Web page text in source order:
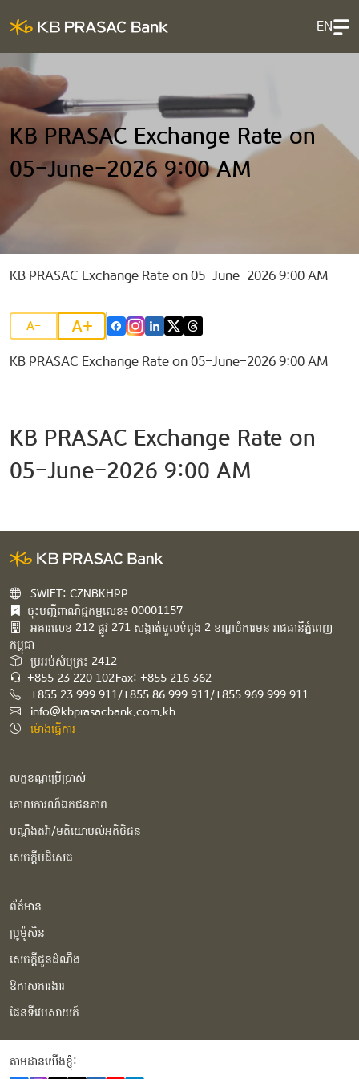
EN
KB PRASAC Exchange Rate on
05-June-2026 9:00 AM
KB PRASAC Exchange Rate on 05-June-2026 9:00 AM
A- A+
KB PRASAC Exchange Rate on 05-June-2026 9:00 AM
KB PRASAC Exchange Rate on
05-June-2026 9:00 AM
SWIFT: CZNBKHPP
ចុះបញ្ជីពាណិជ្ជកម្មលេខ៖ 00001157
អគារ​លេខ​ 212 ផ្លូវ 271 សង្កាត់ទួលទំពូង 2 ខណ្ឌចំការមន រាជធានីភ្នំពេញ
កម្ពុជា​
ប្រអប់សំបុត្រ៖ 2412
+855 23 220 102Fax: +855 216 362
+855 23 999 911/+855 86 999 911/+855 969 999 911
info@kbprasacbank.com.kh
ម៉ោងធ្វើការ
លក្ខខណ្ឌប្រើប្រាស់
គោលការណ៍ឯកជនភាព
បណ្ដឹងតវ៉ា/មតិយោបល់អតិថិជន
សេចក្ដីបដិសេធ
ព័ត៌មាន
ប្រូម៉ូសិន
សេចក្ដីជូនដំណឹង
ឱកាសការងារ
ផែនទីវេបសាយត៍
តាមដានយើងខ្ញុំំ: